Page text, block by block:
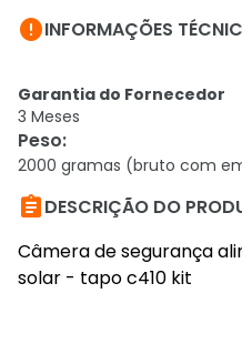
INFORMAÇÕES
Garantia do Fornecedor
3 Meses
Peso:
2000 gramas (bruto com
DESCRIÇÃO DO
Câmera de segurança
solar - tapo c410 kit